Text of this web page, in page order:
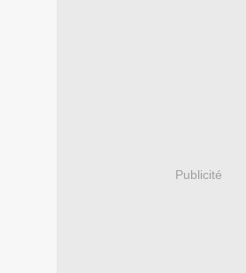
Publicité